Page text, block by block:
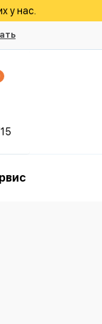
у нас.